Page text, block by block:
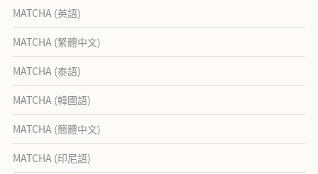
MATCHA (英語)
MATCHA (繁體中文)
MATCHA (泰語)
MATCHA (韓國語)
MATCHA (簡體中文)
MATCHA (印尼語)